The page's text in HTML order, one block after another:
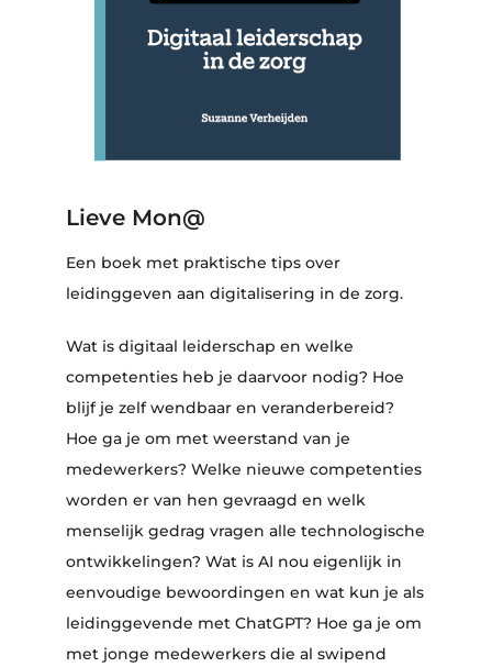
Lieve Mon@
Een boek met praktische tips over
leidinggeven aan digitalisering in de zorg.
Wat is digitaal leiderschap en welke
competenties heb je daarvoor nodig? Hoe
blijf je zelf wendbaar en veranderbereid?
Hoe ga je om met weerstand van je
medewerkers? Welke nieuwe competenties
worden er van hen gevraagd en welk
menselijk gedrag vragen alle technologische
ontwikkelingen? Wat is AI nou eigenlijk in
eenvoudige bewoordingen en wat kun je als
leidinggevende met ChatGPT? Hoe ga je om
met jonge medewerkers die al swipend